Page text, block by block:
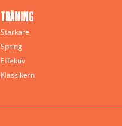
TRÄNING
Starkare
Spring
Effektiv
Klassikern